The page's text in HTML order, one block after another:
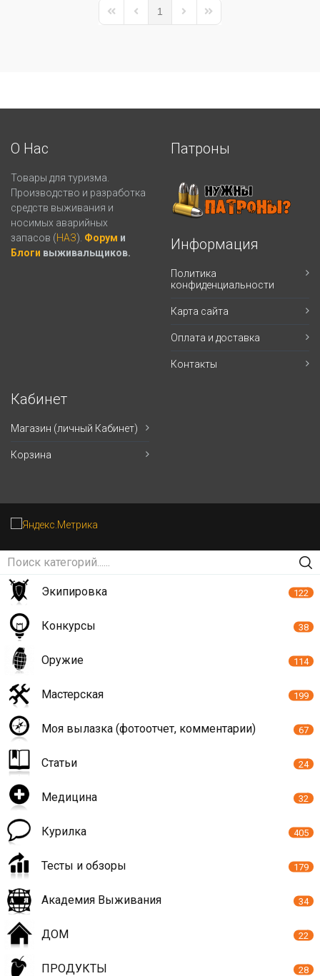
First PagePrevious Page
1
Next PageLast Page
О Нас
Товары для туризма.
Производство и разработка
средств выживания и
носимых аварийных
запасов (НАЗ). Форум и
Блоги выживальщиков.
Патроны
Информация
Политика
конфиденциальности
Карта сайта
Оплата и доставка
Контакты
Кабинет
Магазин (личный Кабинет)
Корзина
Экипировка 122
Конкурсы 38
Оружие 114
Мастерская 199
Моя вылазка (фотоотчет, комментарии) 67
Статьи 24
Медицина 32
Курилка 405
Тесты и обзоры 179
Академия Выживания 34
ДОМ 22
ПРОДУКТЫ 28